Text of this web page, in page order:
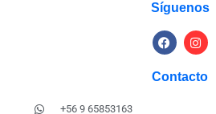
Síguenos
Contacto
+56 9 65853163